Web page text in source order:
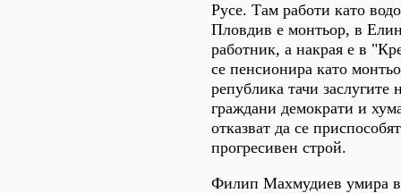
Русе. Там работи като
Пловдив е монтьор, в
работник, а накрая е в
се пенсионира като
република тачи заслугите
граждани демократи и
отказват да се
прогресивен строй.
Филип Махмудиев умира